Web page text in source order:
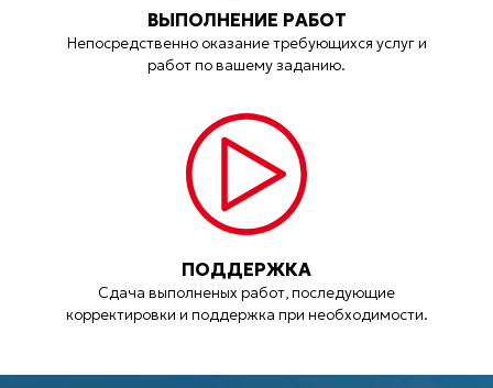
ВЫПОЛНЕНИЕ РАБОТ
Непосредственно оказание требующихся услуг и
работ по вашему заданию.
ПОДДЕРЖКА
Сдача выполненых работ, последующие
корректировки и поддержка при необходимости.